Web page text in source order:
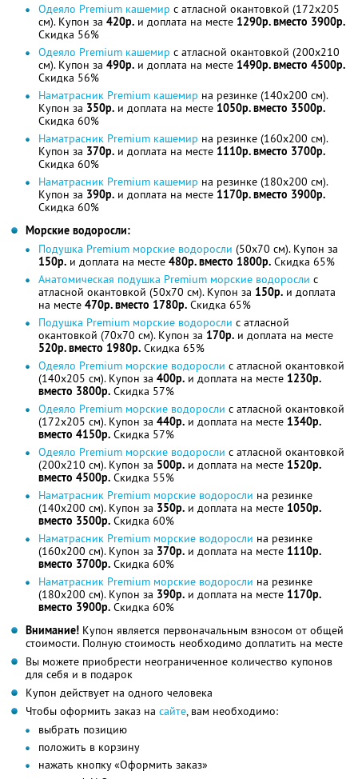
Одеяло Premium кашемир с атласной окантовкой (172x205
см). Купон за 420р. и доплата на месте 1290р. вместо 3900р.
Скидка 56%
Одеяло Premium кашемир с атласной окантовкой (200x210
см). Купон за 490р. и доплата на месте 1490р. вместо 4500р.
Скидка 56%
Наматрасник Premium кашемир на резинке (140x200 см).
Купон за 350р. и доплата на месте 1050р. вместо 3500р.
Скидка 60%
Наматрасник Premium кашемир на резинке (160x200 см).
Купон за 370р. и доплата на месте 1110р. вместо 3700р.
Скидка 60%
Наматрасник Premium кашемир на резинке (180x200 см).
Купон за 390р. и доплата на месте 1170р. вместо 3900р.
Скидка 60%
Морские водоросли:
Подушка Premium морские водоросли (50x70 см). Купон за
150р. и доплата на месте 480р. вместо 1800р. Скидка 65%
Анатомическая подушка Premium морские водоросли с
атласной окантовкой (50x70 см). Купон за 150р. и доплата
на месте 470р. вместо 1780р. Скидка 65%
Подушка Premium морские водоросли с атласной
окантовкой (70x70 см). Купон за 170р. и доплата на месте
520р. вместо 1980р. Скидка 65%
Одеяло Premium морские водоросли с атласной окантовкой
(140x205 см). Купон за 400р. и доплата на месте 1230р.
вместо 3800р. Скидка 57%
Одеяло Premium морские водоросли с атласной окантовкой
(172x205 см). Купон за 440р. и доплата на месте 1340р.
вместо 4150р. Скидка 57%
Одеяло Premium морские водоросли с атласной окантовкой
(200x210 см). Купон за 500р. и доплата на месте 1520р.
вместо 4500р. Скидка 55%
Наматрасник Premium морские водоросли на резинке
(140x200 см). Купон за 350р. и доплата на месте 1050р.
вместо 3500р. Скидка 60%
Наматрасник Premium морские водоросли на резинке
(160x200 см). Купон за 370р. и доплата на месте 1110р.
вместо 3700р. Скидка 60%
Наматрасник Premium морские водоросли на резинке
(180x200 см). Купон за 390р. и доплата на месте 1170р.
вместо 3900р. Скидка 60%
Внимание! Купон является первоначальным взносом от общей
стоимости. Полную стоимость необходимо доплатить на месте
Вы можете приобрести неограниченное количество купонов
для себя и в подарок
Купон действует на одного человека
Чтобы оформить заказ на сайте, вам необходимо:
выбрать позицию
положить в корзину
нажать кнопку «Оформить заказ»